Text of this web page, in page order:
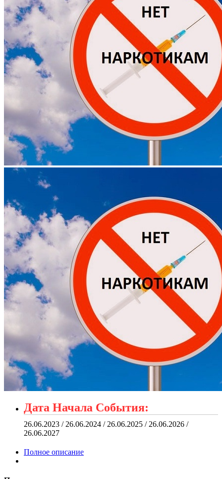
Дата Начала События:
26.06.2023 / 26.06.2024 / 26.06.2025 / 26.06.2026 /
26.06.2027
Полное описание